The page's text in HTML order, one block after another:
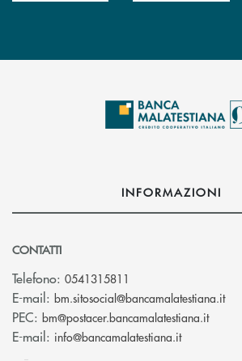
INFORMAZIONI
CONTATTI
Telefono: 0541315811
E-mail: bm.sitosocial@bancamalatestiana.it(si
PEC: bm@postacer.bancamalatestiana.it(si
E-mail: info@bancamalatestiana.it(si apre